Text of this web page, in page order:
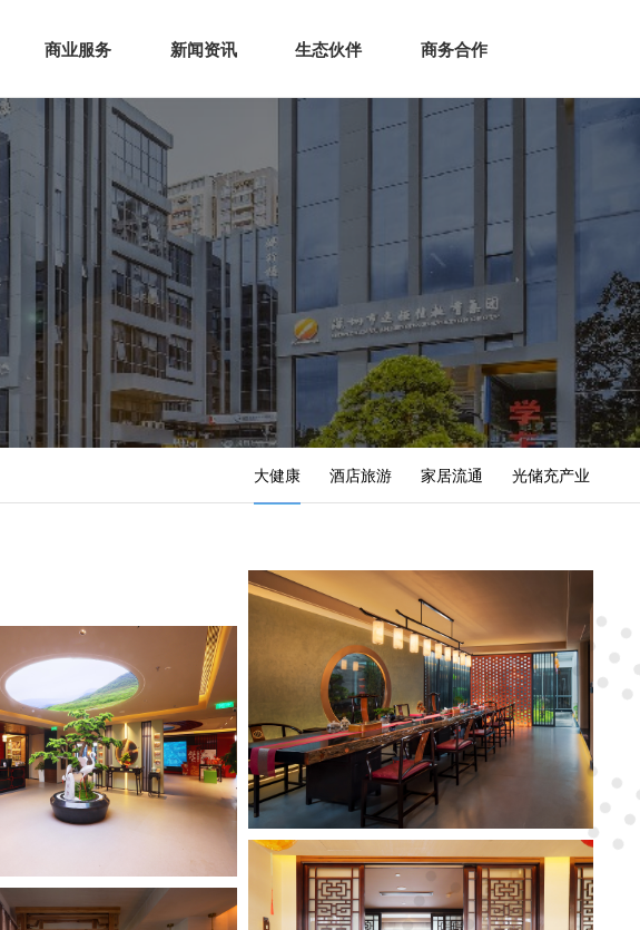
走进青创 青创生态 商业服务 新闻资讯 生态伙伴
商业服务 新闻资讯 生态伙伴 商务合作
大健康 酒店旅游 家居流通 光储充产业